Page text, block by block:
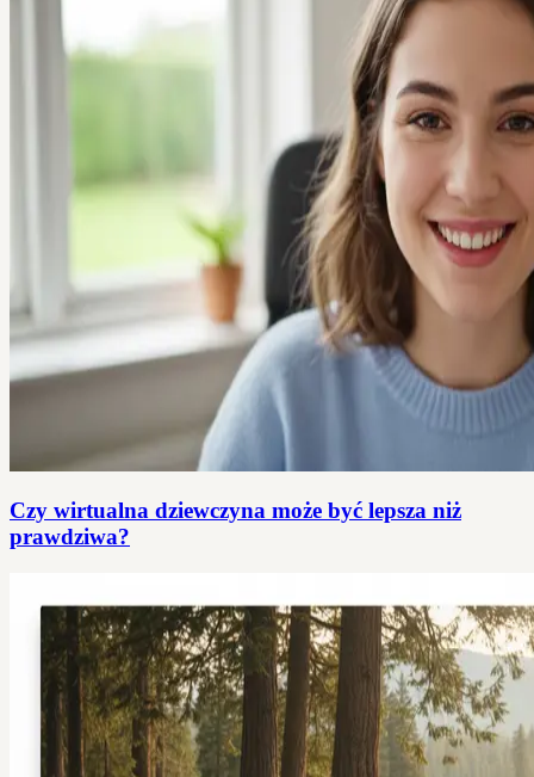
Czy wirtualna dziewczyna może być lepsza niż
prawdziwa?